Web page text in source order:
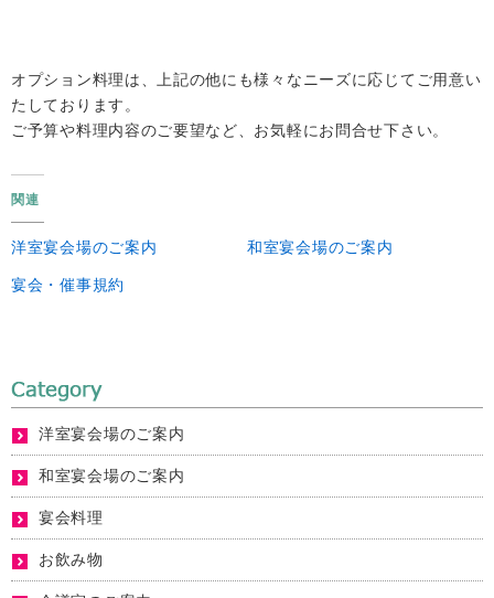
オプション料理は、上記の他にも様々なニーズに応じてご用意い
たしております。
ご予算や料理内容のご要望など、お気軽にお問合せ下さい。
関連
洋室宴会場のご案内 和室宴会場のご案内
宴会・催事規約
洋室宴会場のご案内
和室宴会場のご案内
宴会料理
お飲み物